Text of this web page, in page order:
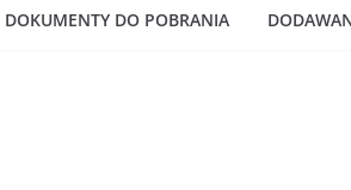
DOKUMENTY DO POBRANIA